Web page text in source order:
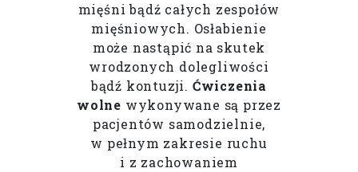
mięśni bądź całych zespołów
mięśniowych. Osłabienie
może nastąpić na skutek
wrodzonych dolegliwości
bądź kontuzji. Ćwiczenia
wolne wykonywane są przez
pacjentów samodzielnie,
w pełnym zakresie ruchu
i z zachowaniem